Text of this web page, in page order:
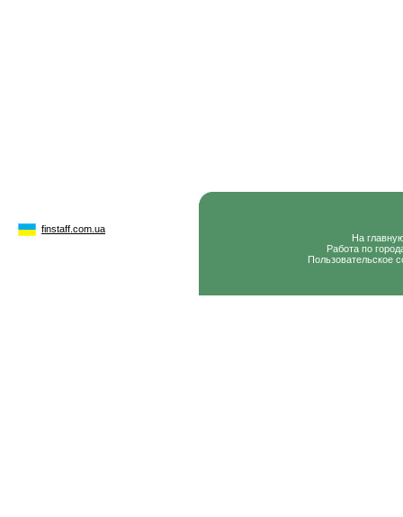
finstaff.com.ua
На
Работа по
Пользовательское